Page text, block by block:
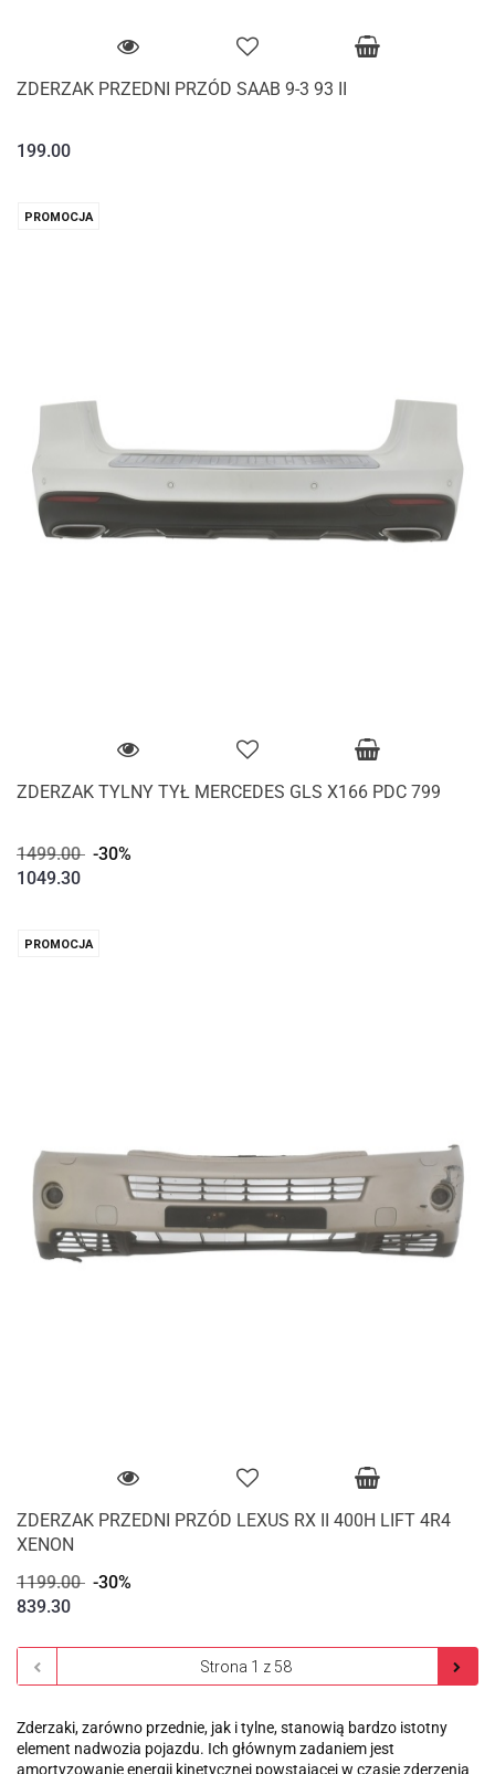
ZDERZAK PRZEDNI PRZÓD SAAB 9-3 93 II
199.00
PROMOCJA
ZDERZAK TYLNY TYŁ MERCEDES GLS X166 PDC 799
1499.00 -30%
1049.30
PROMOCJA
ZDERZAK PRZEDNI PRZÓD LEXUS RX II 400H LIFT 4R4
XENON
1199.00 -30%
839.30
Zderzaki, zarówno przednie, jak i tylne, stanowią bardzo istotny
element nadwozia pojazdu. Ich głównym zadaniem jest
amortyzowanie energii kinetycznej powstającej w czasie zderzenia